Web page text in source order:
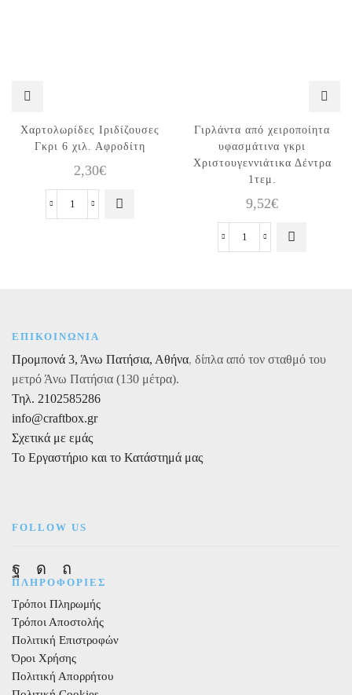
Χαρτολωρίδες Ιριδίζουσες
Γκρι 6 χιλ. Αφροδίτη
2,30€
Χαρτολωρίδες
Γιρλάντα από χειροποίητα
υφασμάτινα γκρι
Χριστουγεννιάτικα Δέντρα
1τεμ.
9,52€
Γιρλάντα
1τεμ.
ΕΠΙΚΟΙΝΩΝΙΑ
Προμπονά 3, Άνω Πατήσια, Αθήνα, δίπλα από τον σταθμό του
μετρό Άνω Πατήσια (130 μέτρα).
Τηλ. 2102585286
info@craftbox.gr
Σχετικά με εμάς
Το Εργαστήριο και το Κατάστημά μας
FOLLOW US
Facebook
Instagram
Pinterest
ΠΛΗΡΟΦΟΡΙΕΣ
Τρόποι Πληρωμής
Τρόποι Αποστολής
Πολιτική Επιστροφών
Όροι Χρήσης
Πολιτική Απορρήτου